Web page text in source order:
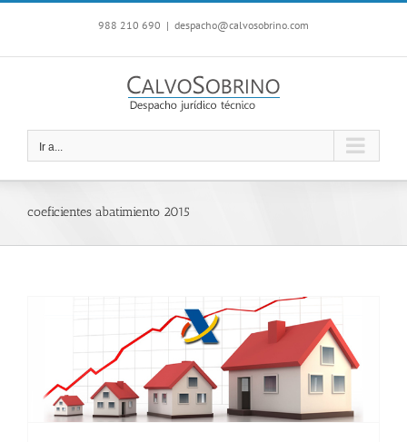
contenido
988 210 690 | despacho@calvosobrino.com
Ir a...
coeficientes abatimiento 2015